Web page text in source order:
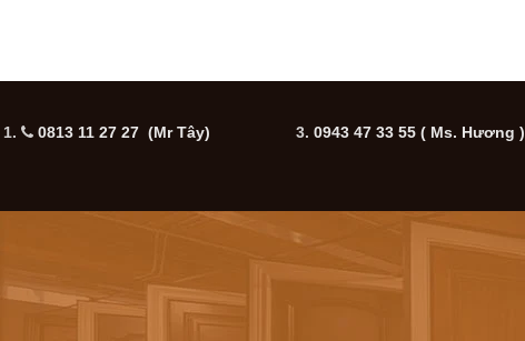
1. 0813 11 27 27 (Mr Tây) 3. 0943 47 33 55( Ms. Hương )